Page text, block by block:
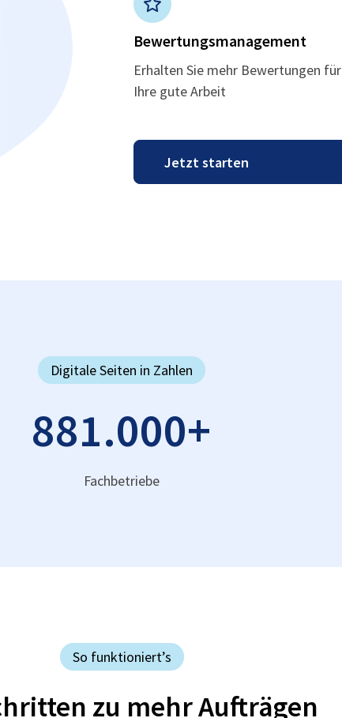
Bewertungsmanagement
Erhalten Sie mehr Bewertungen für
Ihre gute Arbeit
Digitale Seiten in Zahlen
881.000+
Fachbetriebe
So funktioniert’s
zu mehr Aufträgen